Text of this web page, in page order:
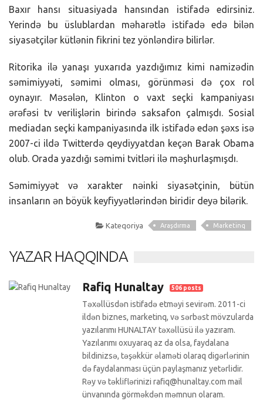
Baxır hansı situasiyada hansından istifadə edirsiniz.
Yerində bu üslublardan məharətlə istifadə edə bilən
siyasətçilər kütlənin fikrini tez yönləndirə bilirlər.
Ritorika ilə yanaşı yuxarıda yazdığımız kimi namizədin
səmimiyyəti, səmimi olması, görünməsi də çox rol
oynayır. Məsələn, Klinton o vaxt seçki kampaniyası
ərəfəsi tv verilişlərin birində saksafon çalmışdı. Sosial
mediadan seçki kampaniyasında ilk istifadə edən şəxs isə
2007-ci ildə Twitterdə qeydiyyatdan keçən Barak Obama
olub. Orada yazdığı səmimi tvitləri ilə məşhurlaşmışdı.
Səmimiyyət və xarakter nəinki siyasətçinin, bütün
insanların ən böyük keyfiyyətlərindən biridir deyə bilərik.
Kateqoriya Araşdırma Marketinq
YAZAR HAQQINDA
Rafiq Hunaltay 506 posts
Təxəllüsdən istifadə etməyi sevirəm. 2011-ci
ildən biznes, marketinq, və sərbəst mövzularda
yazılarımı HUNALTAY təxəllüsü ilə yazıram.
Yazılarımı oxuyaraq az da olsa, faydalana
bildinizsə, təşəkkür əlaməti olaraq digərlərinin
də faydalanması üçün paylaşmanız yetərlidir.
Rəy və təkliflərinizi rafiq@hunaltay.com mail
ünvanında görməkdən məmnun olaram.